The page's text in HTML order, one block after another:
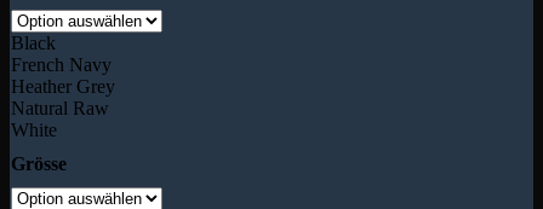
Black
French Navy
Heather Grey
Natural Raw
White
Grösse